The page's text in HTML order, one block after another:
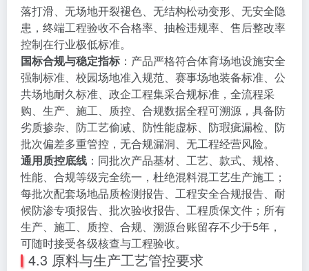
落打滑、无场地开裂褪色、无结构松动变形、无安全隐
患，终端工程验收不合格率、抽检违规率、售后整改率
控制在行业极低标准。
国标合规与稳定指标 ：产品严格符合体育场地设施安全
强制标准、校园场地准入规范、赛事场地装备标准、公
共场地耐久标准、政企工程集采合规标准，全流程采
购、生产、施工、质控、合规数据全程可溯源，具备防
劣质掺杂、防工艺偷减、防性能虚标、防瑕疵漏检、防
批次偏差多重管控，无合规漏洞、无工程经营风险。
通用质控底线 ：同批次产品基材、工艺、款式、规格、
性能、合规等级完全统一，杜绝混料混工艺生产施工；
每批次配套场地品质检测报告、工程安全合规报告、耐
候防渗专项报告、批次验收报告、工程质保文件；所有
生产、施工、质控、合规、溯源台账留存不少于5年，
可随时接受各级核查与工程验收。
4.3 原料与生产工艺管控要求